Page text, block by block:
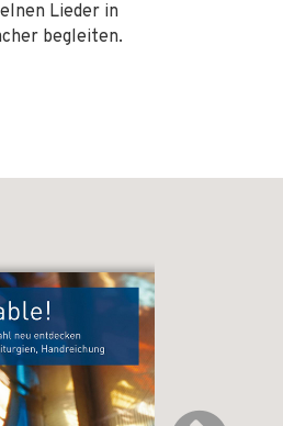
Lieder in
begleiten.